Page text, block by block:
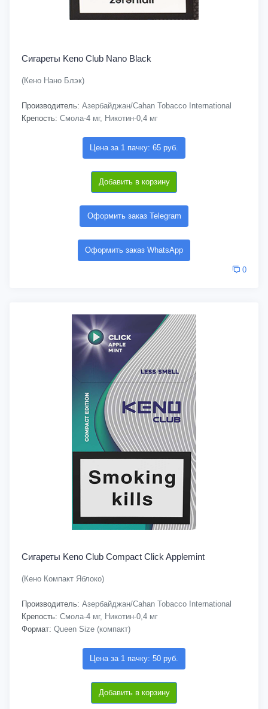
Сигареты Keno Club Nano Black
(Кено Нано Блэк)
Производитель: Азербайджан/Cahan Tobacco International
Крепость: Смола-4 мг, Никотин-0,4 мг
Цена за 1 пачку: 65 руб.
Добавить в корзину
Оформить заказ Telegram
Оформить заказ WhatsApp
0
Сигареты Keno Club Compact Click Applemint
(Кено Компакт Яблоко)
Производитель: Азербайджан/Cahan Tobacco International
Крепость: Смола-4 мг, Никотин-0,4 мг
Формат: Queen Size (компакт)
Цена за 1 пачку: 50 руб.
Добавить в корзину